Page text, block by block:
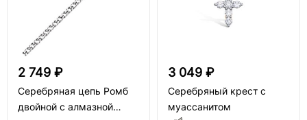
2 749 ₽
Серебряная цепь Ромб
двойной с алмазной
3 049 ₽
Серебряный крест с
муассанитом